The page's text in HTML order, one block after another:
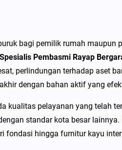
a
P
e
s
bagi pemilik rumah maupun
Pembasmi Rayap
perlindungan terhadap aset
dengan bahan aktif yang
kualitas pelayanan yang telah
standar kota besar
hingga furnitur kayu